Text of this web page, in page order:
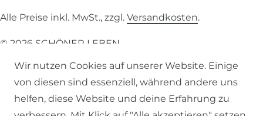
Alle Preise inkl. MwSt., zzgl. Versandkosten.
© 2026 SCHÖNER LEBEN.
Wir nutzen Cookies auf unserer Website. Einige
von diesen sind essenziell, während andere uns
helfen, diese Website und deine Erfahrung zu